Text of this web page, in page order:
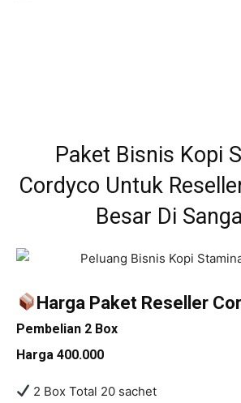
Paket Bisnis Kopi
Cordyco Untuk
Besar Di
Harga Paket Reseller
Pembelian 2 Box
Harga 400.000
2 Box Total 20 sachet